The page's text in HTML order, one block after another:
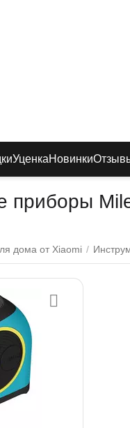
УценкаНовинки
приборы
дома от Xiaomi /